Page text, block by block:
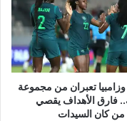
وزامبيا تعبران من مجموعة
فارق الأهداف يقصي
من كان السيدات